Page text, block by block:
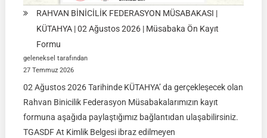
RAHVAN BİNİCİLİK FEDERASYON MÜSABAKASI |
KÜTAHYA | 02 Ağustos 2026 | Müsabaka Ön Kayıt
Formu
geleneksel tarafından
27 Temmuz 2026
02 Ağustos 2026 Tarihinde KÜTAHYA’ da gerçekleşecek olan
Rahvan Binicilik Federasyon Müsabakalarımızın kayıt
formuna aşağıda paylaştığımız bağlantıdan ulaşabilirsiniz.
TGASDF At Kimlik Belgesi ibraz edilmeyen